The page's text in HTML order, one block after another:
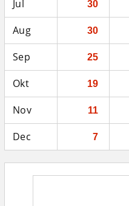
Jul 30
Aug 30
Sep 25
Okt 19
Nov 11
Dec 7